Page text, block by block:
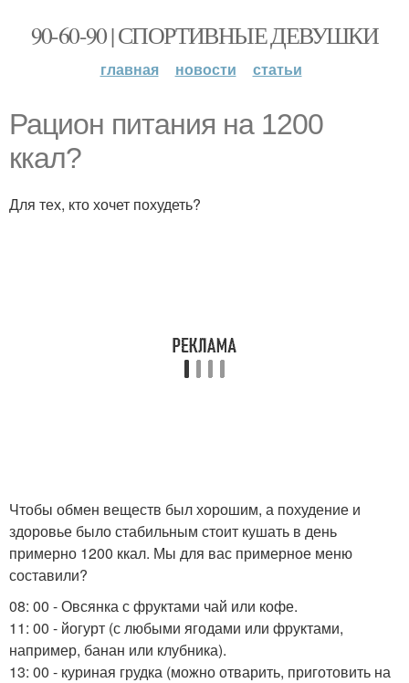
90-60-90 | СПОРТИВНЫЕ ДЕВУШКИ
главная новости статьи
Рацион питания на 1200
ккал?
Для тех, кто хочет похудеть?
Чтобы обмен веществ был хорошим, а похудение и
здоровье было стабильным стоит кушать в день
примерно 1200 ккал. Мы для вас примерное меню
составили?
08: 00 - Овсянка с фруктами чай или кофе.
11: 00 - йогурт (с любыми ягодами или фруктами,
например, банан или клубника).
13: 00 - куриная грудка (можно отварить, приготовить на